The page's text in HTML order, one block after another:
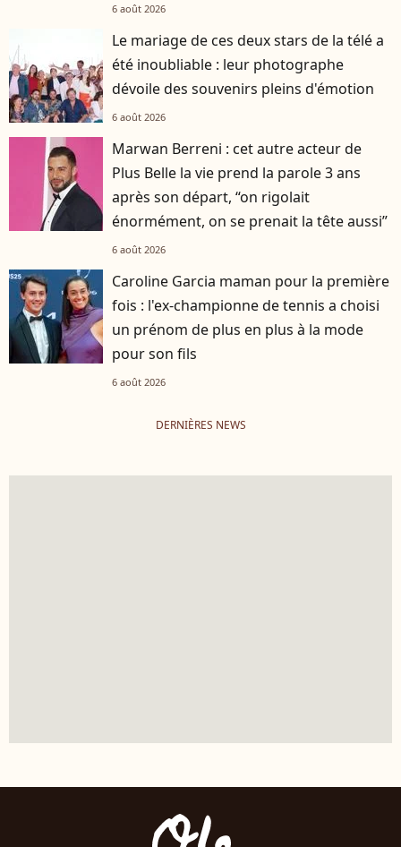
6 août 2026
Le mariage de ces deux stars de la télé a
été inoubliable : leur photographe
dévoile des souvenirs pleins d'émotion
6 août 2026
Marwan Berreni : cet autre acteur de
Plus Belle la vie prend la parole 3 ans
après son départ, “on rigolait
énormément, on se prenait la tête aussi”
6 août 2026
Caroline Garcia maman pour la première
fois : l'ex-championne de tennis a choisi
un prénom de plus en plus à la mode
pour son fils
6 août 2026
DERNIÈRES NEWS